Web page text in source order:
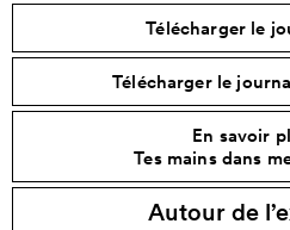
Télécharger le
Télécharger le
En savoir
Tes mains dans
Autour de